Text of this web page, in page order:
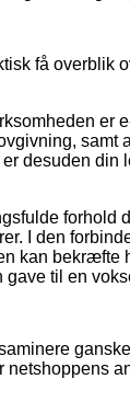
få overblik
er
samt
desuden din
forhold
I den
kan bekræfte
til en
netshoppens